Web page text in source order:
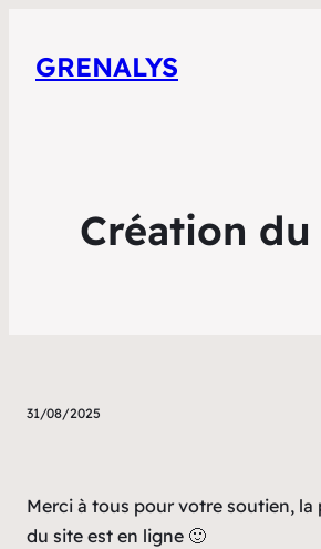
GRENALYS
Création du
31/08/2025
Merci à tous pour votre soutien, la
du site est en ligne 🙂